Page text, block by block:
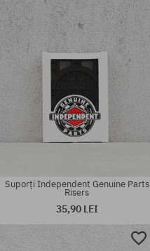
mărime universală
Suporți Independent Genuine Parts
Risers
35,90 LEI